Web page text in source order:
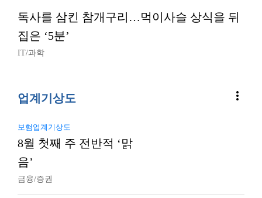
독사를 삼킨 참개구리…먹이사슬 상식을 뒤
집은 ‘5분’
IT/과학
업계기상도 more_vert
보험업계기상도
8월 첫째 주 전반적 ‘맑
음’
금융/증권